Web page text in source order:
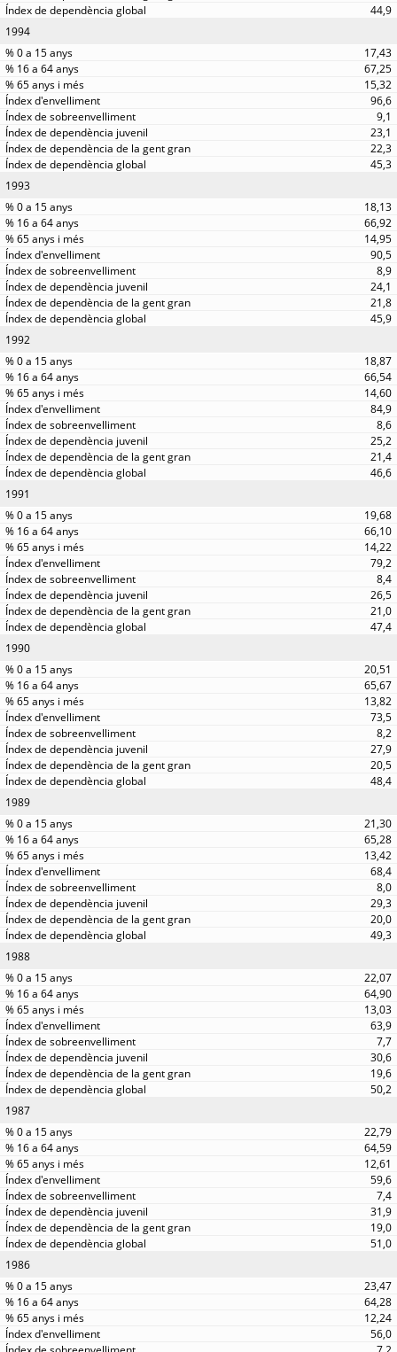
44,9
1994
17,43
67,25
15,32
96,6
9,1
23,1
22,3
45,3
1993
18,13
66,92
14,95
90,5
8,9
24,1
21,8
45,9
1992
18,87
66,54
14,60
84,9
8,6
25,2
21,4
46,6
1991
19,68
66,10
14,22
79,2
8,4
26,5
21,0
47,4
1990
20,51
65,67
13,82
73,5
8,2
27,9
20,5
48,4
1989
21,30
65,28
13,42
68,4
8,0
29,3
20,0
49,3
1988
22,07
64,90
13,03
63,9
7,7
30,6
19,6
50,2
1987
22,79
64,59
12,61
59,6
7,4
31,9
19,0
51,0
1986
23,47
64,28
12,24
56,0